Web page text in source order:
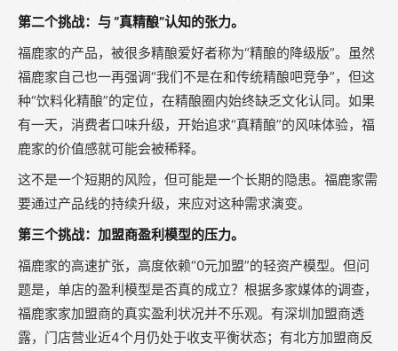
第二个挑战：与 “真精酿”认知的张力。
福鹿家的产品，被很多精酿爱好者称为“精酿的降级版”。虽然
福鹿家自己也一再强调“我们不是在和传统精酿吧竞争”，但这
种“饮料化精酿”的定位，在精酿圈内始终缺乏文化认同。如果
有一天，消费者口味升级，开始追求“真精酿”的风味体验，福
鹿家的价值感就可能会被稀释。
这不是一个短期的风险，但可能是一个长期的隐患。福鹿家需
要通过产品线的持续升级，来应对这种需求演变。
第三个挑战：加盟商盈利模型的压力。
福鹿家的高速扩张，高度依赖“0元加盟”的轻资产模型。但问
题是，单店的盈利模型是否真的成立？根据多家媒体的调查，
福鹿家家加盟商的真实盈利状况并不乐观。有深圳加盟商透
露，门店营业近4个月仍处于收支平衡状态；有北方加盟商反